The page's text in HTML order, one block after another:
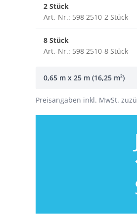
2 Stück
Art.-Nr.: 598 2510-2 Stück
8 Stück
Art.-Nr.: 598 2510-8 Stück
0,65 m x 25 m (16,25 m²)
Preisangaben inkl. MwSt.